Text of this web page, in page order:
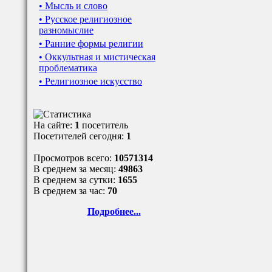
• Мысль и слово
• Русское религиозное
разномыслие
• Ранние формы религии
• Оккультная и мистическая
проблематика
• Религиозное искусство
На сайте: 1 посетитель
Посетителей сегодня: 1
Просмотров всего: 10571314
В среднем за месяц: 49863
В среднем за сутки: 1655
В среднем за час: 70
Подробнее...